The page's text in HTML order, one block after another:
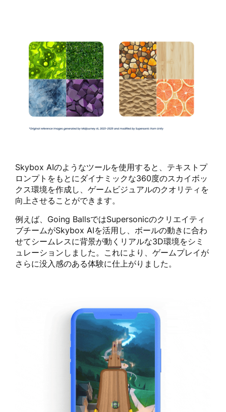
Skybox AIのようなツールを使用すると、テキストプ
ロンプトをもとにダイナミックな360度のスカイボッ
クス環境を作成し、ゲームビジュアルのクオリティを
向上させることができます。
例えば、Going BallsではSupersonicのクリエイティ
ブチームがSkybox AIを活用し、ボールの動きに合わ
せてシームレスに背景が動くリアルな3D環境をシミ
ュレーションしました。これにより、ゲームプレイが
さらに没入感のある体験に仕上がりました。